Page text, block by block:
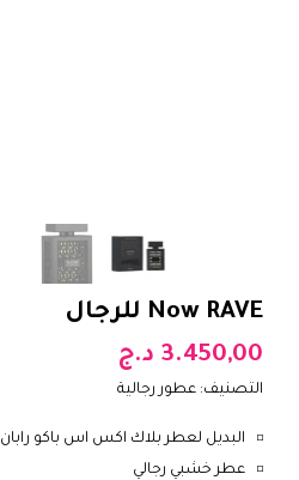
Now RAVE للرجال
3.450,00 د.ج
التصنيف: عطور رجالية
البديل لعطر بلاك اكس اس باكو رابان
عطر خشبي رجالي